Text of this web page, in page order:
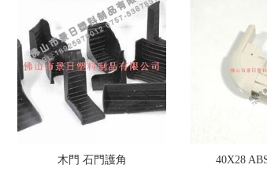
木門 石門護角 40X28